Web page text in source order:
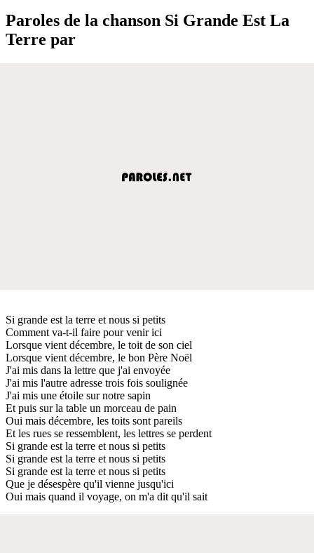
Paroles de la chanson Si Grande Est La
Terre par
Si grande est la terre et nous si petits
Comment va-t-il faire pour venir ici
Lorsque vient décembre, le toit de son ciel
Lorsque vient décembre, le bon Père Noël
J'ai mis dans la lettre que j'ai envoyée
J'ai mis l'autre adresse trois fois soulignée
J'ai mis une étoile sur notre sapin
Et puis sur la table un morceau de pain
Oui mais décembre, les toits sont pareils
Et les rues se ressemblent, les lettres se perdent
Si grande est la terre et nous si petits
Si grande est la terre et nous si petits
Si grande est la terre et nous si petits
Que je désespère qu'il vienne jusqu'ici
Oui mais quand il voyage, on m'a dit qu'il sait